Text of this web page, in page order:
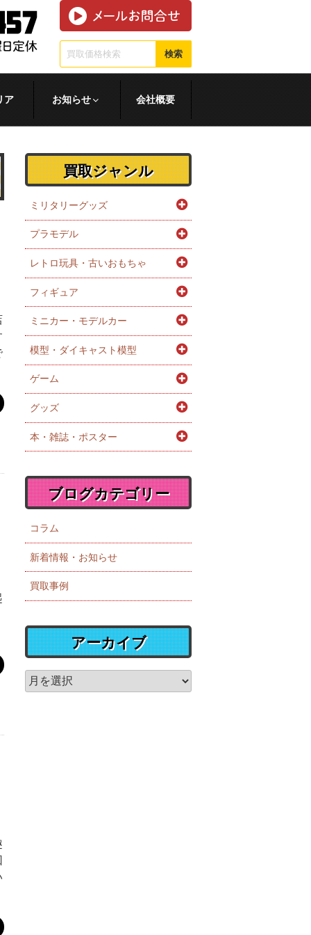
検索
ア お知らせ 会社概要
買取ジャンル
ミリタリーグッズ
プラモデル
レトロ玩具・古いおもちゃ
フィギュア
ミニカー・モデルカー
模型・ダイキャスト模型
ゲーム
グッズ
本・雑誌・ポスター
ブログカテゴリー
コラム
新着情報・お知らせ
買取事例
アーカイブ